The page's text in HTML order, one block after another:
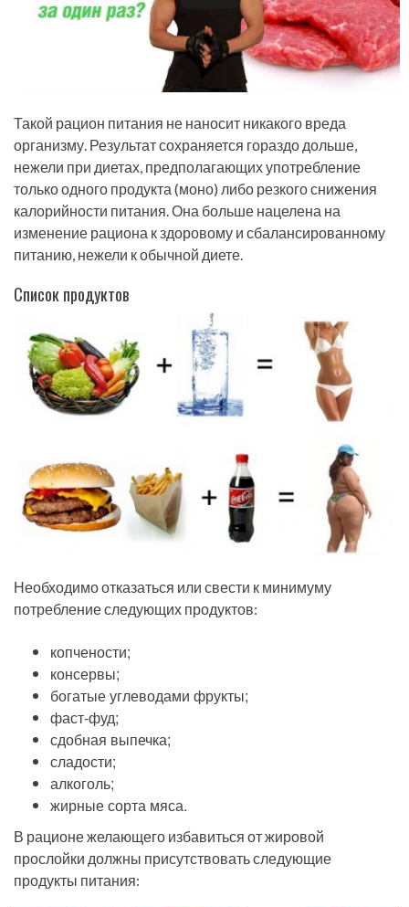
Такой рацион питания не наносит никакого вреда
организму. Результат сохраняется гораздо дольше,
нежели при диетах, предполагающих употребление
только одного продукта (моно) либо резкого снижения
калорийности питания. Она больше нацелена на
изменение рациона к здоровому и сбалансированному
питанию, нежели к обычной диете.
Список продуктов
Необходимо отказаться или свести к минимуму
потребление следующих продуктов:
копчености;
консервы;
богатые углеводами фрукты;
фаст-фуд;
сдобная выпечка;
сладости;
алкоголь;
жирные сорта мяса.
В рационе желающего избавиться от жировой
прослойки должны присутствовать следующие
продукты питания: